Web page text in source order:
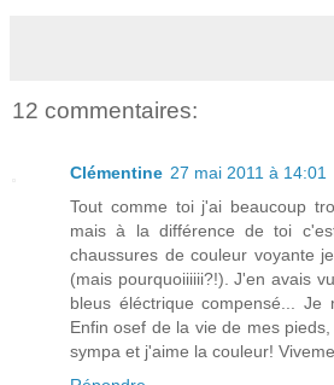
12 commentaires:
Clémentine 27 mai 2011 à 14:01
Tout comme toi j'ai beaucoup
mais à la différence de toi
chaussures de couleur voyante
(mais pourquoiiiiii?!). J'en avais
bleus éléctrique compensé...
Enfin osef de la vie de mes
sympa et j'aime la couleur!